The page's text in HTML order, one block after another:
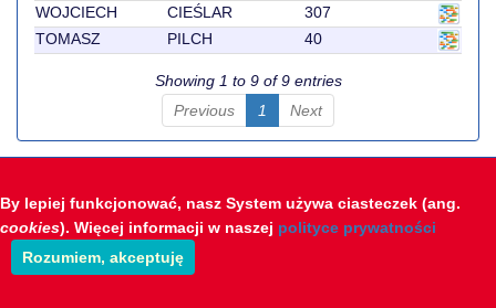
WOJCIECH
CIEŚLAR
307
TOMASZ
PILCH 40
Showing 1 to 9 of 9 entries
Previous
1 Next
Opracowanie: STS-Timing & Polsoft
By lepiej funkcjonować, nasz System używa ciasteczek (ang.
cookies). Więcej informacji w naszej polityce prywatności
Rozumiem, akceptuję